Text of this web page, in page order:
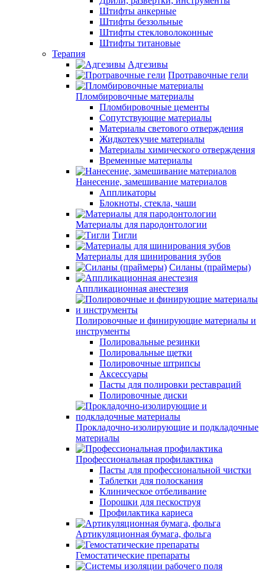
Штифты анкерные
Штифты беззольные
Штифты стекловолоконные
Штифты титановые
Терапия
Адгезивы
Протравочные гели
Пломбировочные материалы
Пломбировочные цементы
Сопутствующие материалы
Материалы светового отверждения
Жидкотекучие материалы
Материалы химического отверждения
Временные материалы
Нанесение, замешивание материалов
Аппликаторы
Блокноты, стекла, чаши
Материалы для пародонтологии
Тигли
Материалы для шинирования зубов
Силаны (праймеры)
Аппликационная анестезия
Полировочные и финирующие материалы и
инструменты
Полировальные резинки
Полировальные щетки
Полировочные штрипсы
Аксессуары
Пасты для полировки реставраций
Полировочные диски
Прокладочно-изолирующие и подкладочные
материалы
Профессиональная профилактика
Пасты для профессиональной чистки
Таблетки для полоскания
Клиническое отбеливание
Порошки для пескоструя
Профилактика кариеса
Артикуляционная бумага, фольга
Гемостатические препараты